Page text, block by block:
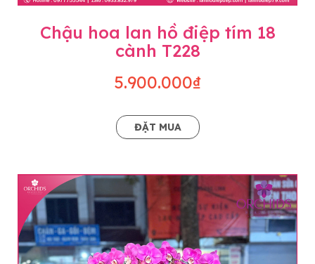
Chậu hoa lan hồ điệp tím 18
cành T228
5.900.000₫
ĐẶT MUA